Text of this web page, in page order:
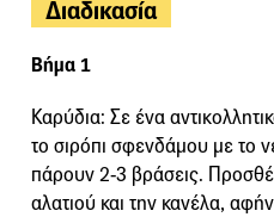
Διαδικασία
Βήμα 1
Καρύδια: Σε ένα
το σιρόπι σφενδάμου με το
πάρουν 2-3 βράσεις.
αλατιού και την κανέλα,